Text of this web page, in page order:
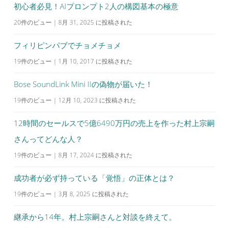
初心者必見！AIプロンプト2人の構図基本の極意
20件のビュー | 8月 31, 2025 に投稿された
フィリピンパブでチョメチョメ
19件のビュー | 1月 10, 2017 に投稿された
Bose SoundLink Mini IIの偽物が届いた！
19件のビュー | 12月 10, 2023 に投稿された
12時間のセールスで5億6490万円の売上を作った村上宗嗣
さんってどんな人？
19件のビュー | 8月 17, 2024 に投稿された
成功者が必ず持っている「覚悟」の正体とは？
19件のビュー | 3月 8, 2025 に投稿された
継承から14年。村上宗嗣さんと対談を終えて。